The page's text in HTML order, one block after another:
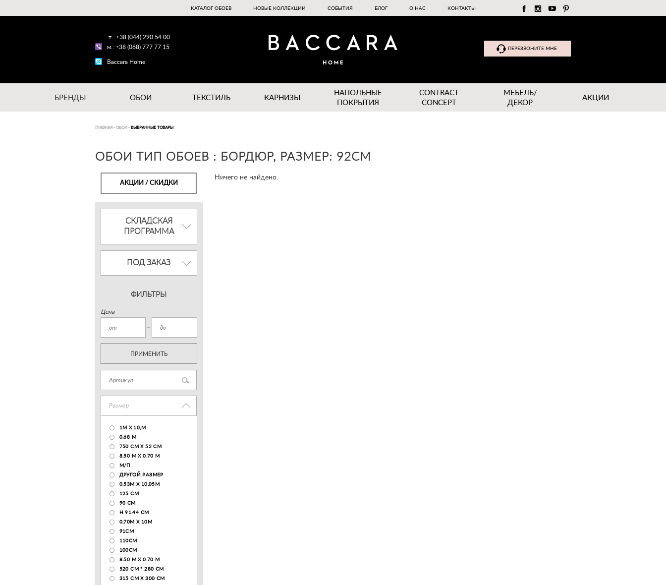
КАТАЛОГ ОБОЕВ НОВЫЕ КОЛЛЕКЦИИ СОБЫТИЯ БЛОГ О НАС КОНТАКТЫ
т.: +38 (044) 290 54 00
м.: +38 (068) 777 77 15
Baccara Home
ПЕРЕЗВОНИТЕ МНЕ
БРЕНДЫ ОБОИ ТЕКСТИЛЬ КАРНИЗЫ
НАПОЛЬНЫЕ
ПОКРЫТИЯ
CONTRACT
CONCEPT
МЕБЕЛЬ/
ДЕКОР
АКЦИИ
ГЛАВНАЯ - ОБОИ - ВЫБРАННЫЕ ТОВАРЫ
ОБОИ ТИП ОБОЕВ : БОРДЮР, РАЗМЕР: 92CM
АКЦИИ / СКИДКИ
СКЛАДСКАЯ
ПРОГРАММА
ПОД ЗАКАЗ
ФИЛЬТРЫ
Цена
ПРИМЕНИТЬ
Размер
1М Х 10,М
0.68 M
750 CM X 52 CM
8.50 М X 0.70 М
М/П
ДРУГОЙ РАЗМЕР
0,53М Х 10,05М
125 CM
90 СМ
H 91.44 CM
0,70М Х 10М
91СМ
110CM
100CM
8.50 M X 0.70 M
520 СМ * 280 СМ
315 CM X 300 CM
Ничего не найдено.